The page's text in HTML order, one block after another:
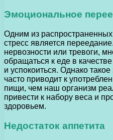
Эмоциональное
Одним из
стресс является
нервозности или тревоги,
обращаться к еде в
и успокоиться. Однако
часто приводит к
пищи, чем наш организм
привести к набору веса и
здоровьем.
Недостаток аппетита